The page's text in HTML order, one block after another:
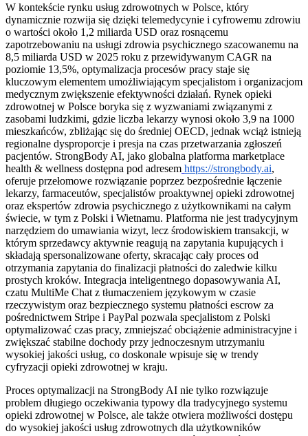
W kontekście rynku usług zdrowotnych w Polsce, który
dynamicznie rozwija się dzięki telemedycynie i cyfrowemu zdrowiu
o wartości około 1,2 miliarda USD oraz rosnącemu
zapotrzebowaniu na usługi zdrowia psychicznego szacowanemu na
8,5 miliarda USD w 2025 roku z przewidywanym CAGR na
poziomie 13,5%, optymalizacja procesów pracy staje się
kluczowym elementem umożliwiającym specjalistom i organizacjom
medycznym zwiększenie efektywności działań. Rynek opieki
zdrowotnej w Polsce boryka się z wyzwaniami związanymi z
zasobami ludzkimi, gdzie liczba lekarzy wynosi około 3,9 na 1000
mieszkańców, zbliżając się do średniej OECD, jednak wciąż istnieją
regionalne dysproporcje i presja na czas przetwarzania zgłoszeń
pacjentów. StrongBody AI, jako globalna platforma marketplace
health & wellness dostępna pod adresem https://strongbody.ai,
oferuje przełomowe rozwiązanie poprzez bezpośrednie łączenie
lekarzy, farmaceutów, specjalistów proaktywnej opieki zdrowotnej
oraz ekspertów zdrowia psychicznego z użytkownikami na całym
świecie, w tym z Polski i Wietnamu. Platforma nie jest tradycyjnym
narzędziem do umawiania wizyt, lecz środowiskiem transakcji, w
którym sprzedawcy aktywnie reagują na zapytania kupujących i
składają spersonalizowane oferty, skracając cały proces od
otrzymania zapytania do finalizacji płatności do zaledwie kilku
prostych kroków. Integracja inteligentnego dopasowywania AI,
czatu MultiMe Chat z tłumaczeniem językowym w czasie
rzeczywistym oraz bezpiecznego systemu płatności escrow za
pośrednictwem Stripe i PayPal pozwala specjalistom z Polski
optymalizować czas pracy, zmniejszać obciążenie administracyjne i
zwiększać stabilne dochody przy jednoczesnym utrzymaniu
wysokiej jakości usług, co doskonale wpisuje się w trendy
cyfryzacji opieki zdrowotnej w kraju.
Proces optymalizacji na StrongBody AI nie tylko rozwiązuje
problem długiego oczekiwania typowy dla tradycyjnego systemu
opieki zdrowotnej w Polsce, ale także otwiera możliwości dostępu
do wysokiej jakości usług zdrowotnych dla użytkowników